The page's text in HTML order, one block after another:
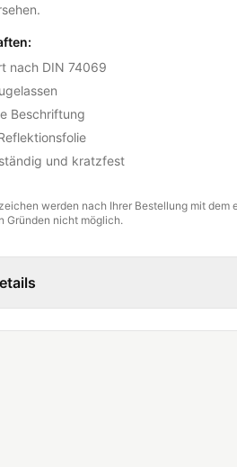
nach DIN 74069
Beschriftung
und kratzfest
werden nach Ihrer Bestellung mit
Gründen nicht möglich.